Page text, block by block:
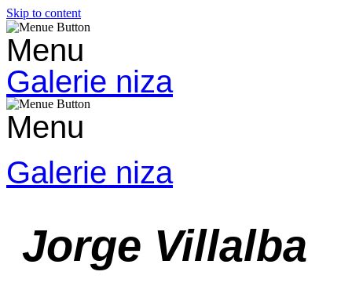
Skip to content
Menu
Galerie niza
Menu
Galerie niza
Jorge Villalba